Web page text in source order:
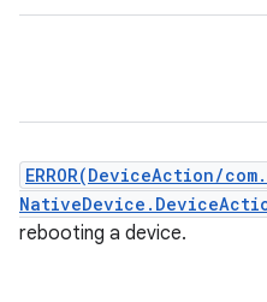
ERROR(DeviceAction/
rebooting a device.